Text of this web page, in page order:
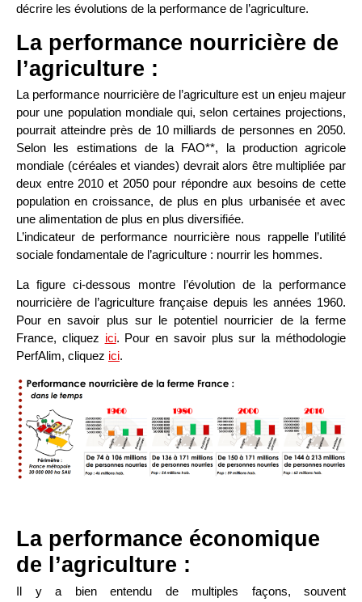
décrire les évolutions de la performance de l’agriculture.
La performance nourricière de
l’agriculture :
La performance nourricière de l’agriculture est un enjeu majeur
pour une population mondiale qui, selon certaines projections,
pourrait atteindre près de 10 milliards de personnes en 2050.
Selon les estimations de la FAO**, la production agricole
mondiale (céréales et viandes) devrait alors être multipliée par
deux entre 2010 et 2050 pour répondre aux besoins de cette
population en croissance, de plus en plus urbanisée et avec
une alimentation de plus en plus diversifiée.
L’indicateur de performance nourricière nous rappelle l’utilité
sociale fondamentale de l’agriculture : nourrir les hommes.
La figure ci-dessous montre l’évolution de la performance
nourricière de l’agriculture française depuis les années 1960.
Pour en savoir plus sur le potentiel nourricier de la ferme
France, cliquez ici. Pour en savoir plus sur la méthodologie
PerfAlim, cliquez ici.
La performance économique
de l’agriculture :
Il y a bien entendu de multiples façons, souvent